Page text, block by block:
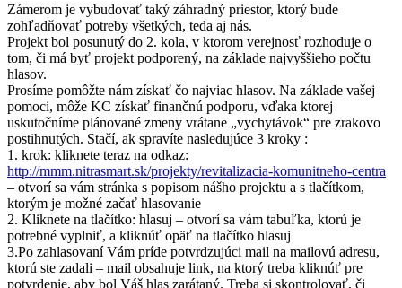
Zámerom je vybudovať taký záhradný priestor, ktorý bude
zohľadňovať potreby všetkých, teda aj nás.
Projekt bol posunutý do 2. kola, v ktorom verejnosť rozhoduje o
tom, či má byť projekt podporený, na základe najvyššieho počtu
hlasov.
Prosíme pomôžte nám získať čo najviac hlasov. Na základe vašej
pomoci, môže KC získať finančnú podporu, vďaka ktorej
uskutočníme plánované zmeny vrátane „vychytávok“ pre zrakovo
postihnutých. Stačí, ak spravíte nasledujúce 3 kroky :
1. krok: kliknete teraz na odkaz:
http://mmm.nitrasmart.sk/projekty/revitalizacia-komunitneho-centra
– otvorí sa vám stránka s popisom nášho projektu a s tlačítkom,
ktorým je možné začať hlasovanie
2. Kliknete na tlačítko: hlasuj – otvorí sa vám tabuľka, ktorú je
potrebné vyplniť, a kliknúť opäť na tlačítko hlasuj
3.Po zahlasovaní Vám príde potvrdzujúci mail na mailovú adresu,
ktorú ste zadali – mail obsahuje link, na ktorý treba kliknúť pre
potvrdenie, aby bol Váš hlas zarátaný. Treba si skontrolovať, či